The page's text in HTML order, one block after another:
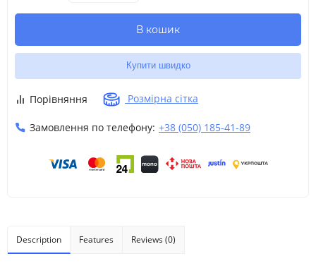
В кошик
Купити швидко
Порівняння Розмірна сітка
Замовлення по телефону: +38 (050) 185-41-89
Description Features Reviews (0)